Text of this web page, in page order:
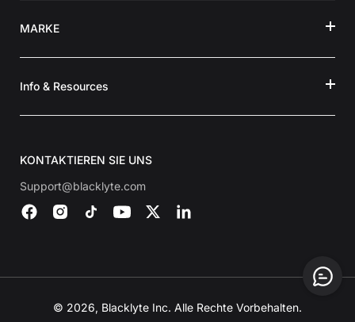
MARKE
Info & Resources
KONTAKTIEREN SIE UNS
Support@blacklyte.com
© 2026, Blacklyte Inc. Alle Rechte Vorbehalten.